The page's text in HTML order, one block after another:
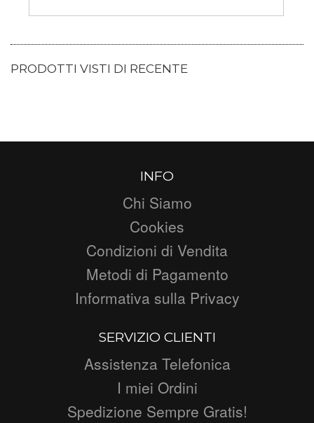
PRODOTTI VISTI DI RECENTE
INFO
Chi Siamo
Cookies
Condizioni di Vendita
Metodi di Pagamento
Informativa sulla Privacy
SERVIZIO CLIENTI
Assistenza Telefonica
I miei Ordini
Spedizione Sempre Gratis!